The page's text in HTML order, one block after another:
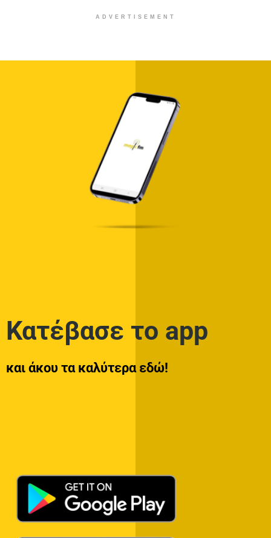
ADVERTISEMENT
Κατέβασε το app
και άκου τα καλύτερα εδώ!